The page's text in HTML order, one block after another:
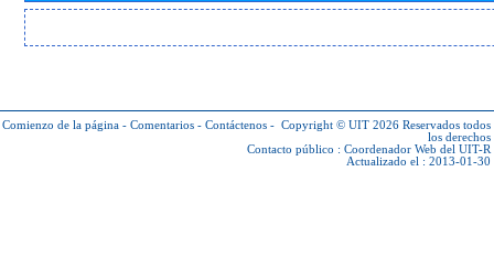
Comienzo de la página - Comentarios - Contáctenos - Copyright © UIT 2026 Reservados todos
los derechos
Contacto público : Coordenador Web del UIT-R
Actualizado el : 2013-01-30